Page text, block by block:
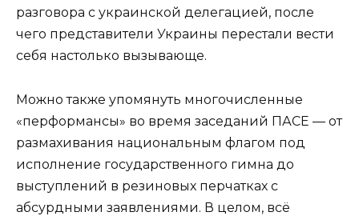
разговора с украинской делегацией, после
чего представители Украины перестали вести
себя настолько вызывающе.
Можно также упомянуть многочисленные
«перформансы» во время заседаний ПАСЕ — от
размахивания национальным флагом под
исполнение государственного гимна до
выступлений в резиновых перчатках с
абсурдными заявлениями. В целом, всё